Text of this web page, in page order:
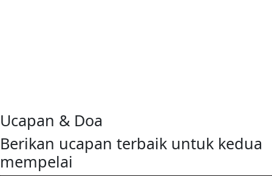
Ucapan & Doa
Berikan ucapan terbaik untuk kedua
mempelai